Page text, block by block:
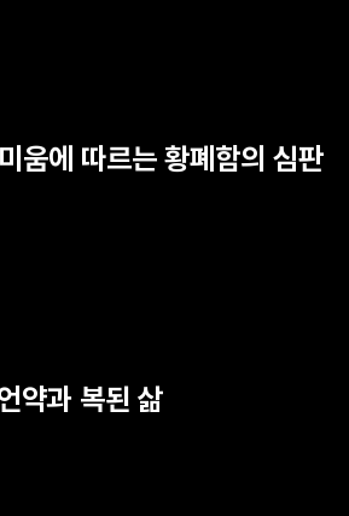
에 따르는 황폐함의 심판
약과 복된 삶